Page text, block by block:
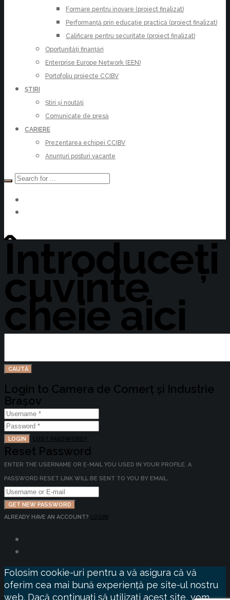
Formare pentru inovare (proiect finalizat)
Performanță prin educație practică (proiect finalizat)
Calificare pentru securitate (proiect finalizat)
Oportunități finanțări
Enterprise Europe Network (EEN)
Portofoliu proiecte CCIBV
ȘTIRI
Știri și noutăți
Comunicate de presă
CARIERE
Prezentarea echipei CCIBV
Anunțuri posturi vacante
Devino Membru
Întroduceți
cuvinte
cheie aici
Login to Camera de Comerț și Industrie
Brașov
LOGIN LOST PASSWORD?
Reset Password
ENTER THE USERNAME OR E-MAIL YOU USED IN YOUR PROFILE. A
PASSWORD RESET LINK WILL BE SENT TO YOU BY EMAIL.
GET NEW PASSWORD
ALREADY HAVE AN ACCOUNT? LOGIN
Folosim cookie-uri pentru a vă asigura că vă
oferim cea mai bună experiență pe site-ul nostru
web. Dacă continuați să utilizați acest site, vom